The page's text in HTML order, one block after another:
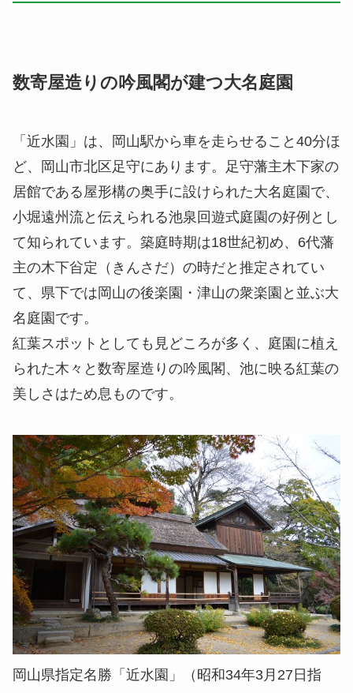
数寄屋造りの吟風閣が建つ大名庭園
「近水園」は、岡山駅から車を走らせること40分ほ
ど、岡山市北区足守にあります。足守藩主木下家の
居館である屋形構の奥手に設けられた大名庭園で、
小堀遠州流と伝えられる池泉回遊式庭園の好例とし
て知られています。築庭時期は18世紀初め、6代藩
主の木下㒶定（きんさだ）の時だと推定されてい
て、県下では岡山の後楽園・津山の衆楽園と並ぶ大
名庭園です。
紅葉スポットとしても見どころが多く、庭園に植え
られた木々と数寄屋造りの吟風閣、池に映る紅葉の
美しさはため息ものです。
岡山県指定名勝「近水園」（昭和34年3月27日指